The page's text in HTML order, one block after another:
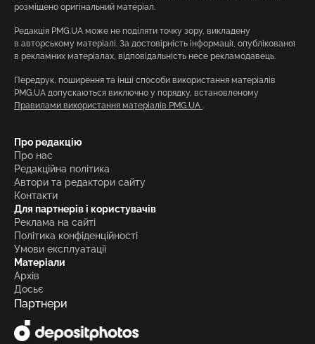
розміщено оригінальний матеріал.
Редакція PMG.UA може не поділяти точку зору, викладену
в авторському матеріалі. За достовірність інформації, опублікованої
в рекламних матеріалах, відповідальність несе рекламодавець.
Передрук, поширення та інші способи використання матеріалів
PMG.UA допускаються виключно у порядку, встановленому
Правилами використання матеріалів PMG.UA .
Про редакцію
Про нас
Редакційна політика
Автори та редактори сайту
Контакти
Для партнерів і користувачів
Реклама на сайті
Політика конфіденційності
Умови експлуатації
Матеріали
Архів
Досьє
Партнери